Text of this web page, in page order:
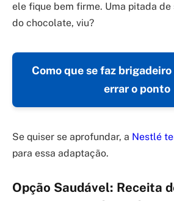
ele fique bem firme. Uma pitada
do chocolate, viu?
Como que se faz
errar o ponto
Se quiser se aprofundar, a Nestlé
para essa adaptação.
Opção Saudável: Receita